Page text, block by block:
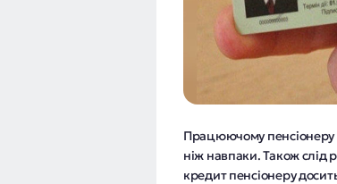
Працюючому пенсіонеру
ніж навпаки. Також слід
кредит пенсіонеру